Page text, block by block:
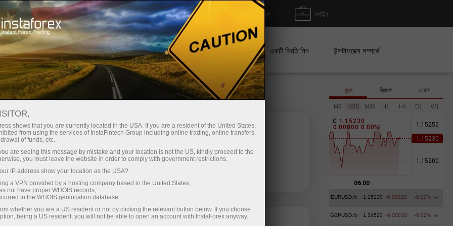
তাৎক্ষণিক অ্যাকাউন্ট খোলা ট্রেডিং প্ল্যাটফর্ম জমা/উত্তোলন লগইন
নতুনদের জন্য বিনিয়োগকারীদের জন্য অংশীদারদের জন্য ক্যাম্পেইন একটি বিরতি নিন ইন্সটাফরেক্স সম্পর্কে
Forecast for EUR/USD on December 6, 2024
খুলুন ডেমো অ্যাকাউন্ট খুলুন
মুদ্রা ক্রিপ্টো শেয়ার
M5 M15 M30 H1 H4 D1 W1
C 1 . 1 5230
0.00000 0.00%
EURUSD.fx 1.15230 -0.00020 -0.02%
GBPUSD.fx 1.34520 -0.00030 -0.02%
shows that you are currently located in the USA. If you are a resident of the United States,
from using the services of InstaFintech Group including online trading, online transfers,
of funds, etc.
are seeing this message by mistake and your location is not the US, kindly proceed to the
you must leave the website in order to comply with government restrictions.
IP address show your location as the USA?
a VPN provided by a hosting company based in the United States;
not have proper WHOIS records;
in the WHOIS geolocation database.
whether you are a US resident or not by clicking the relevant button below. If you choose
being a US resident, you will not be able to open an account with InstaForex anyway.